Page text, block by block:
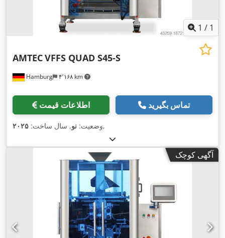
1 / 1
Hamburg ۴٬۱۶۸ km
AMTECVFFS QUAD S45-S
اطلاعات قیمت تماس بگیرید
وضعیت: نو, سال ساخت: ۲۰۲۵ ,
آگهی کوچک